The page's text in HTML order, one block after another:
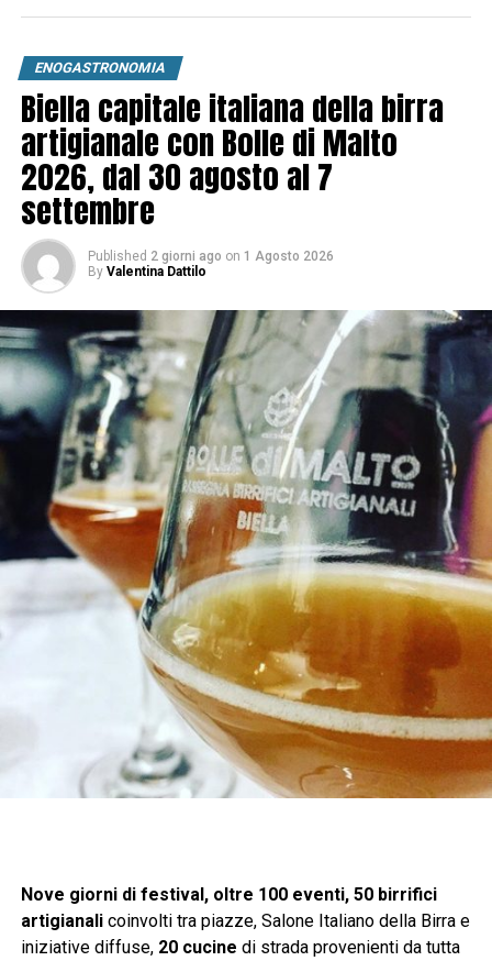
ENOGASTRONOMIA
Biella capitale italiana della birra
artigianale con Bolle di Malto
2026, dal 30 agosto al 7
settembre
Published 2 giorni ago on 1 Agosto 2026
By Valentina Dattilo
Nove giorni di festival, oltre 100 eventi, 50 birrifici
artigianalicoinvolti tra piazze, Salone Italiano della Birra e
iniziative diffuse,20 cucine di strada provenienti da tutta